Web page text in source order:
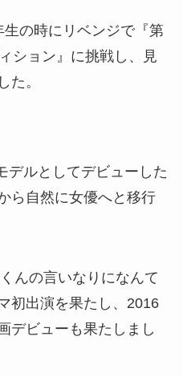
生の時にリベンジで『第
ション』に挑戦し、見
た。
デルとしてデビューした
ら自然に女優へと移行
んの言いなりになんて
初出演を果たし、2016
デビューも果たしまし